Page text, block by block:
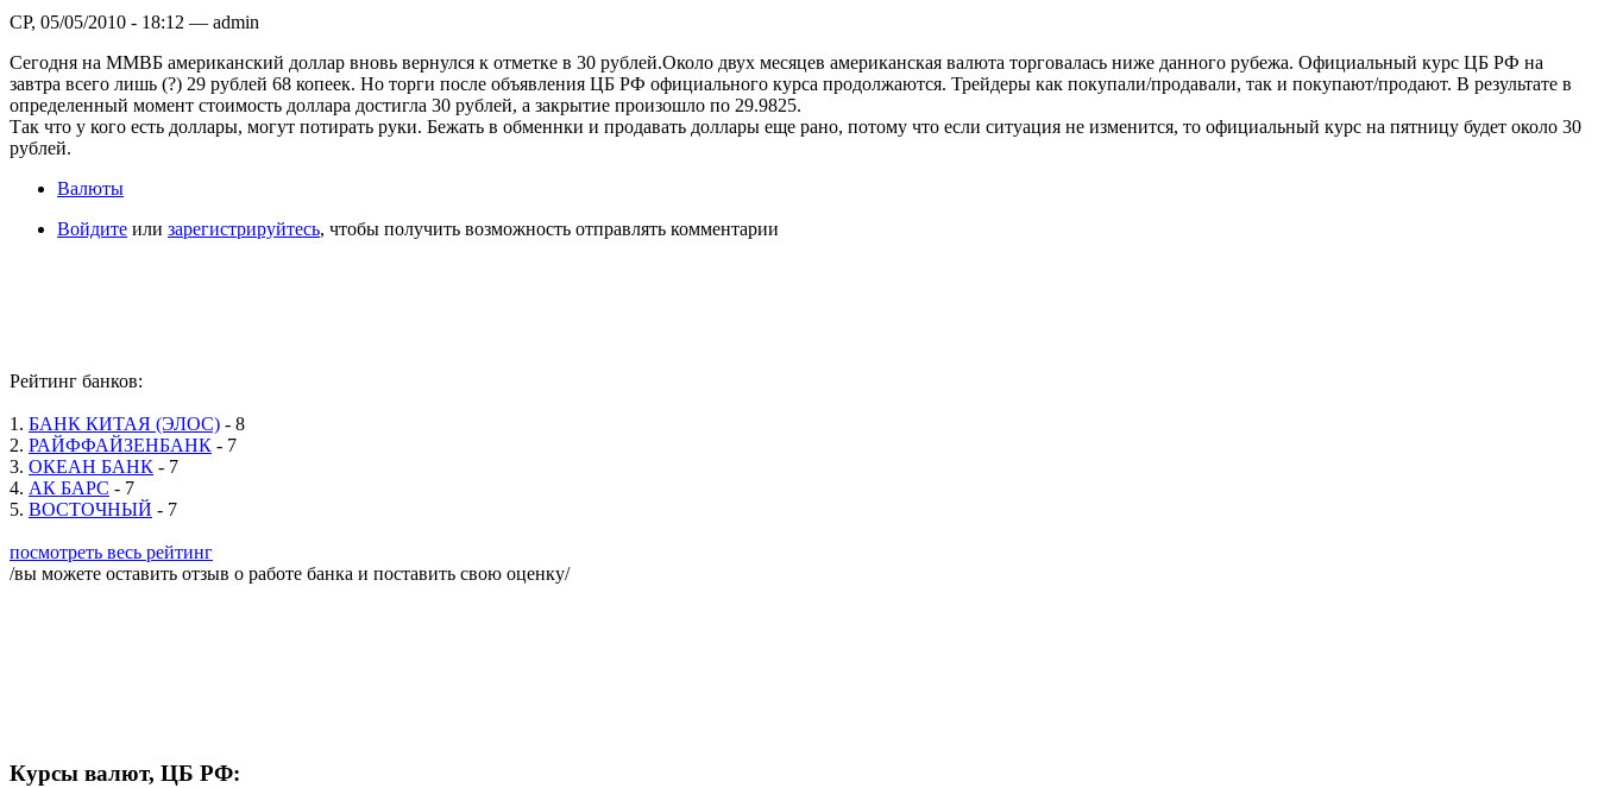
СР, 05/05/2010 - 18:12 — admin
Сегодня на ММВБ американский доллар вновь вернулся к отметке в 30 рублей.Около двух месяцев американская валюта торговалась ниже данного рубежа. Официальный курс ЦБ РФ на
завтра всего лишь (?) 29 рублей 68 копеек. Но торги после объявления ЦБ РФ официального курса продолжаются. Трейдеры как покупали/продавали, так и покупают/продают. В результате в
определенный момент стоимость доллара достигла 30 рублей, а закрытие произошло по 29.9825.
Так что у кого есть доллары, могут потирать руки. Бежать в обменнки и продавать доллары еще рано, потому что если ситуация не изменится, то официальный курс на пятницу будет около 30
рублей.
Валюты
Войдите или зарегистрируйтесь, чтобы получить возможность отправлять комментарии
Рейтинг банков:
1. БАНК КИТАЯ (ЭЛОС) - 8
2. РАЙФФАЙЗЕНБАНК - 7
3. ОКЕАН БАНК - 7
4. АК БАРС - 7
5. ВОСТОЧНЫЙ - 7
посмотреть весь рейтинг
/вы можете оставить отзыв о работе банка и поставить свою оценку/
Курсы валют, ЦБ РФ: